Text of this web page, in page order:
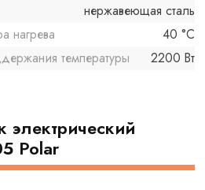
нержавеющая сталь
нагрева
40 °C
температуры
2200 Вт
Polar